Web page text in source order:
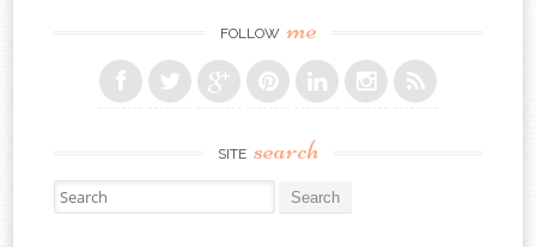
FOLLOW me
SITE search
Search for: